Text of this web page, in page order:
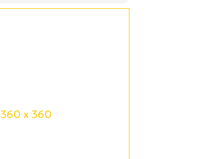
360 x 360